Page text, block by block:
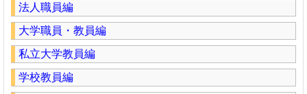
法人職員編
大学職員・教員編
私立大学教員編
学校教員編